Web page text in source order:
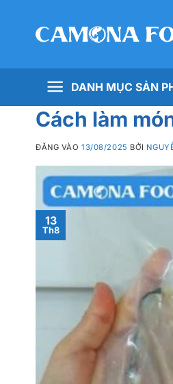
DANH MỤC SẢN
Cách làm
ĐĂNG VÀO13/08/2025 BỞI
13
Th8